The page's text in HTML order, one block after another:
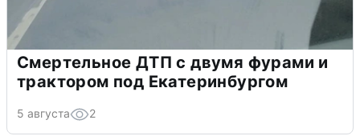
Смертельное ДТП с двумя фурами и
трактором под Екатеринбургом
5 августа 2